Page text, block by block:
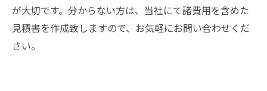
が大切です。分からない方は、当社にて諸費用を含めた
見積書を作成致しますので、お気軽にお問い合わせくだ
さい。